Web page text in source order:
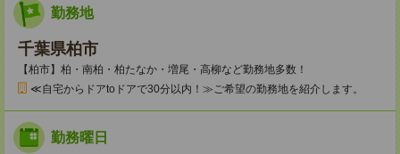
勤務地
千葉県柏市
【柏市】柏・南柏・柏たなか・増尾・高柳など勤務地多数！
≪自宅からドアtoドアで30分以内！≫ご希望の勤務地を紹介します。
勤務曜日